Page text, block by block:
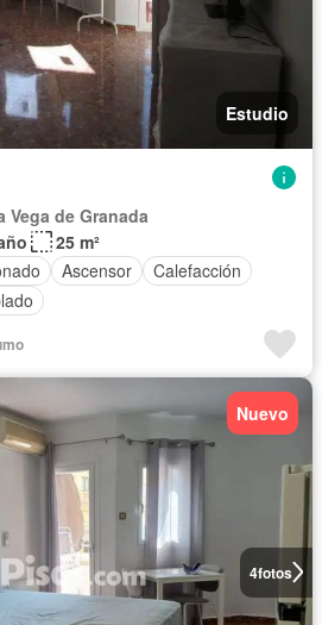
Estudio
Vega de Granada
25 m²
Ascensor
Calefacción
4fotos
Nuevo